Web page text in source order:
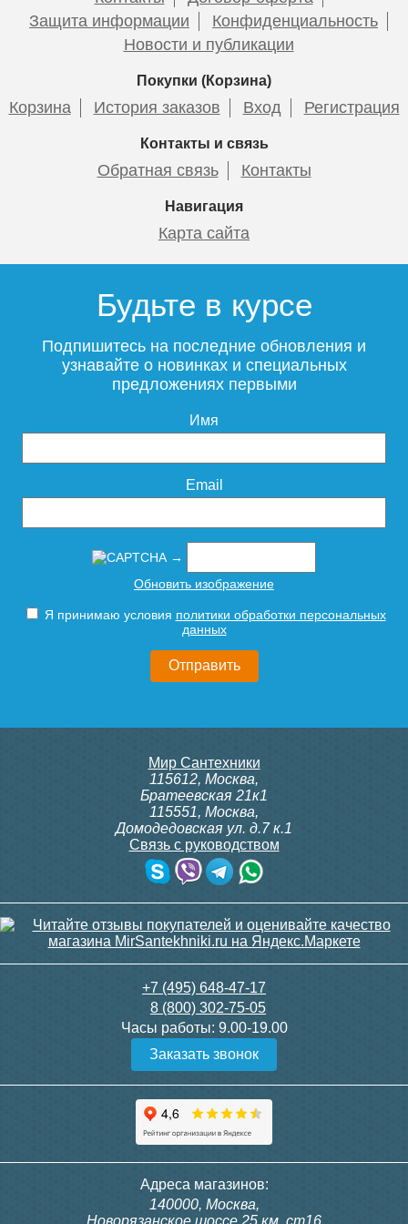
9 950
Подробнее Подробнее
7 450
100х100 низкий (ПД6)
10 080
Поддон душевой Triton
90х90 средний (ПД4)
Поддон душевой Triton
7 020
Подробнее
Поддон душевой Triton
80х80 низкий (ПД21)
Подробнее
эмалированный поддон
80х80
Защита информации
Конфиденциальность
Новости и публикации
Покупки (Корзина)
Корзина История заказов Вход Регистрация
Контакты и связь
Обратная связь Контакты
Навигация
Карта сайта
Будьте в курсе
Подпишитесь на последние обновления и
узнавайте о новинках и специальных
предложениях первыми
Имя
Email
→
Обновить изображение
Я принимаю условия политики обработки персональных
данных
Мир Сантехники
115612, Москва,
Братеевская 21к1
115551, Москва,
Домодедовская ул. д.7 к.1
Связь с руководством
+7 (495) 648-47-17
8 (800) 302-75-05
Часы работы: 9.00-19.00
Заказать звонок
Адреса магазинов:
140000, Москва,
Новорязанское шоссе 25 км, ст16